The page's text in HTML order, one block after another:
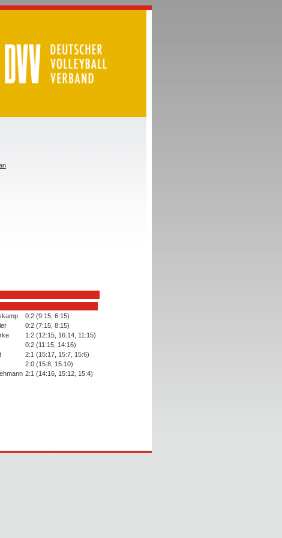
0:2 (9:15, 6:15)
0:2 (7:15, 8:15)
1:2 (12:15, 16:14, 11:15)
0:2 (11:15, 14:16)
2:1 (15:17, 15:7, 15:6)
2:0 (15:8, 15:10)
2:1 (14:16, 15:12, 15:4)